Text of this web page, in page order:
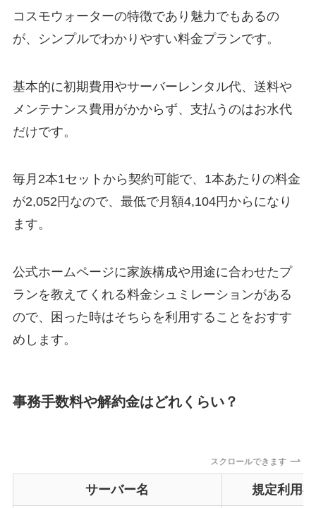
コスモウォーターの特徴であり魅力でもあるの
が、シンプルでわかりやすい料金プランです。
基本的に初期費用やサーバーレンタル代、送料や
メンテナンス費用がかからず、支払うのはお水代
だけです。
毎月2本1セットから契約可能で、1本あたりの料金
が2,052円なので、 最低で月額4,104円から になり
ます。
公式ホームページに家族構成や用途に合わせたプ
ランを教えてくれる料金シュミレーションがある
ので、困った時はそちらを利用することをおすす
めします。
事務手数料や解約金はどれくらい？
スクロールできます
サーバー名 規定利用